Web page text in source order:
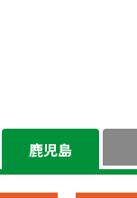
鹿児島